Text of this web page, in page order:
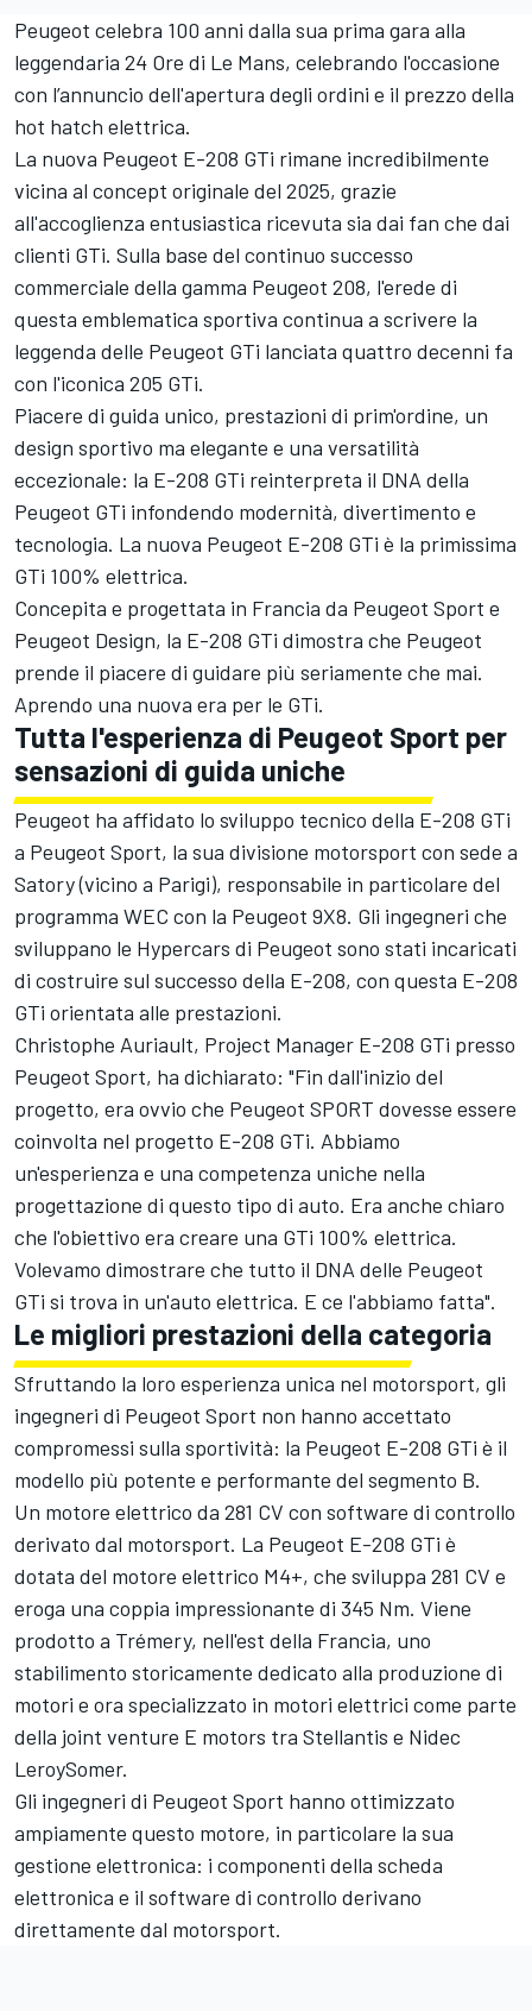
Peugeot celebra 100 anni dalla sua prima gara alla
leggendaria 24 Ore di Le Mans, celebrando l'occasione
con l’annuncio dell'apertura degli ordini e il prezzo della
hot hatch elettrica.
La nuova Peugeot E-208 GTi rimane incredibilmente
vicina al concept originale del 2025, grazie
all'accoglienza entusiastica ricevuta sia dai fan che dai
clienti GTi. Sulla base del continuo successo
commerciale della gamma Peugeot 208, l'erede di
questa emblematica sportiva continua a scrivere la
leggenda delle Peugeot GTi lanciata quattro decenni fa
con l'iconica 205 GTi.
Piacere di guida unico, prestazioni di prim'ordine, un
design sportivo ma elegante e una versatilità
eccezionale: la E-208 GTi reinterpreta il DNA della
Peugeot GTi infondendo modernità, divertimento e
tecnologia. La nuova Peugeot E-208 GTi è la primissima
GTi 100% elettrica.
Concepita e progettata in Francia da Peugeot Sport e
Peugeot Design, la E-208 GTi dimostra che Peugeot
prende il piacere di guidare più seriamente che mai.
Aprendo una nuova era per le GTi.
Tutta l'esperienza di Peugeot Sport per
sensazioni di guida uniche
Peugeot ha affidato lo sviluppo tecnico della E-208 GTi
a Peugeot Sport, la sua divisione motorsport con sede a
Satory (vicino a Parigi), responsabile in particolare del
programma WEC con la Peugeot 9X8. Gli ingegneri che
sviluppano le Hypercars di Peugeot sono stati incaricati
di costruire sul successo della E-208, con questa E-208
GTi orientata alle prestazioni.
Christophe Auriault, Project Manager E-208 GTi presso
Peugeot Sport, ha dichiarato: "Fin dall'inizio del
progetto, era ovvio che Peugeot SPORT dovesse essere
coinvolta nel progetto E-208 GTi. Abbiamo
un'esperienza e una competenza uniche nella
progettazione di questo tipo di auto. Era anche chiaro
che l'obiettivo era creare una GTi 100% elettrica.
Volevamo dimostrare che tutto il DNA delle Peugeot
GTi si trova in un'auto elettrica. E ce l'abbiamo fatta".
Le migliori prestazioni della categoria
Sfruttando la loro esperienza unica nel motorsport, gli
ingegneri di Peugeot Sport non hanno accettato
compromessi sulla sportività: la Peugeot E-208 GTi è il
modello più potente e performante del segmento B.
Un motore elettrico da 281 CV con software di controllo
derivato dal motorsport. La Peugeot E-208 GTi è
dotata del motore elettrico M4+, che sviluppa 281 CV e
eroga una coppia impressionante di 345 Nm. Viene
prodotto a Trémery, nell'est della Francia, uno
stabilimento storicamente dedicato alla produzione di
motori e ora specializzato in motori elettrici come parte
della joint venture E motors tra Stellantis e Nidec
LeroySomer.
Gli ingegneri di Peugeot Sport hanno ottimizzato
ampiamente questo motore, in particolare la sua
gestione elettronica: i componenti della scheda
elettronica e il software di controllo derivano
direttamente dal motorsport.